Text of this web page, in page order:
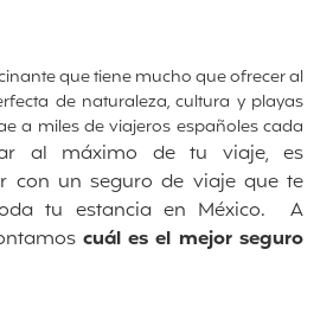
que tiene mucho que ofrecer al
de naturaleza, cultura y playas
a miles de viajeros españoles cada
al máximo de tu viaje, es
con un seguro de viaje que te
tu estancia en México. A
cuál es el mejor seguro